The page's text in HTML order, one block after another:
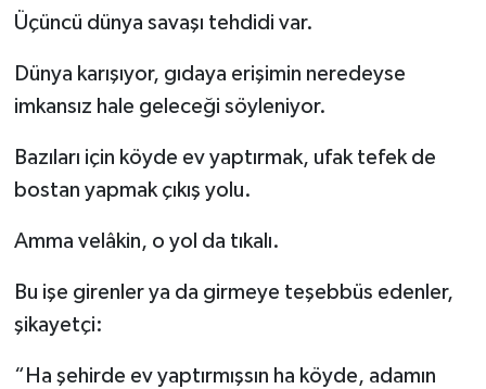
Üçüncü dünya savaşı tehdidi var.
Dünya karışıyor, gıdaya erişimin neredeyse
imkansız hale geleceği söyleniyor.
Bazıları için köyde ev yaptırmak, ufak tefek de
bostan yapmak çıkış yolu.
Amma velâkin, o yol da tıkalı.
Bu işe girenler ya da girmeye teşebbüs edenler,
şikayetçi:
“Ha şehirde ev yaptırmışsın ha köyde, adamın